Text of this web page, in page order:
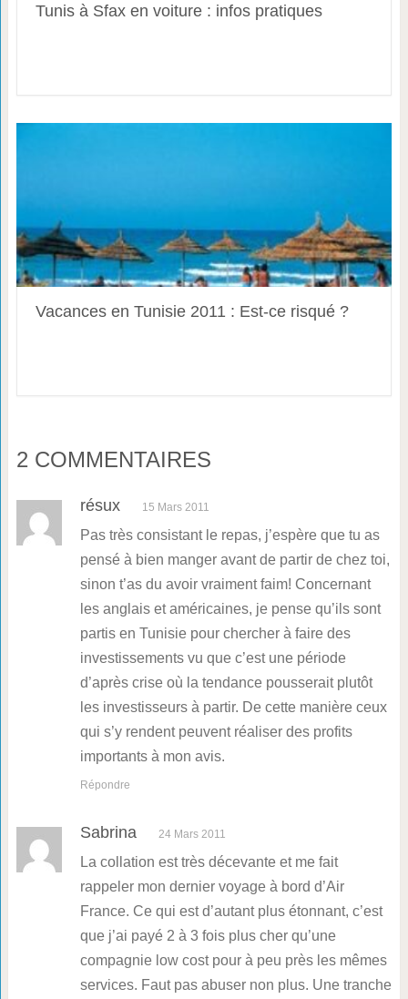
Tunis à Sfax en voiture : infos pratiques
Vacances en Tunisie 2011 : Est-ce risqué ?
2 COMMENTAIRES
résux 15 Mars 2011
Pas très consistant le repas, j’espère que tu as
pensé à bien manger avant de partir de chez toi,
sinon t’as du avoir vraiment faim! Concernant
les anglais et américaines, je pense qu’ils sont
partis en Tunisie pour chercher à faire des
investissements vu que c’est une période
d’après crise où la tendance pousserait plutôt
les investisseurs à partir. De cette manière ceux
qui s’y rendent peuvent réaliser des profits
importants à mon avis.
Répondre
Sabrina 24 Mars 2011
La collation est très décevante et me fait
rappeler mon dernier voyage à bord d’Air
France. Ce qui est d’autant plus étonnant, c’est
que j’ai payé 2 à 3 fois plus cher qu’une
compagnie low cost pour à peu près les mêmes
services. Faut pas abuser non plus. Une tranche